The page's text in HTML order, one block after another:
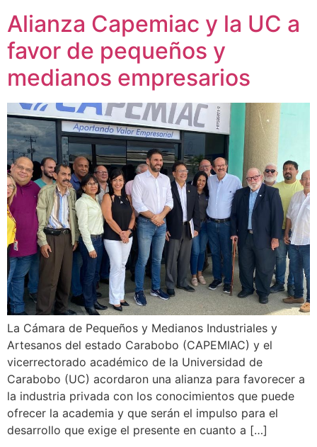
Alianza Capemiac y la UC a
favor de pequeños y
medianos empresarios
La Cámara de Pequeños y Medianos Industriales y
Artesanos del estado Carabobo (CAPEMIAC) y el
vicerrectorado académico de la Universidad de
Carabobo (UC) acordaron una alianza para favorecer a
la industria privada con los conocimientos que puede
ofrecer la academia y que serán el impulso para el
desarrollo que exige el presente en cuanto a […]